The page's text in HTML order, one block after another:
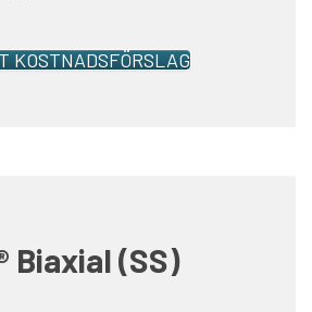
KOSTNADSFÖRSLAG
Biaxial (SS)